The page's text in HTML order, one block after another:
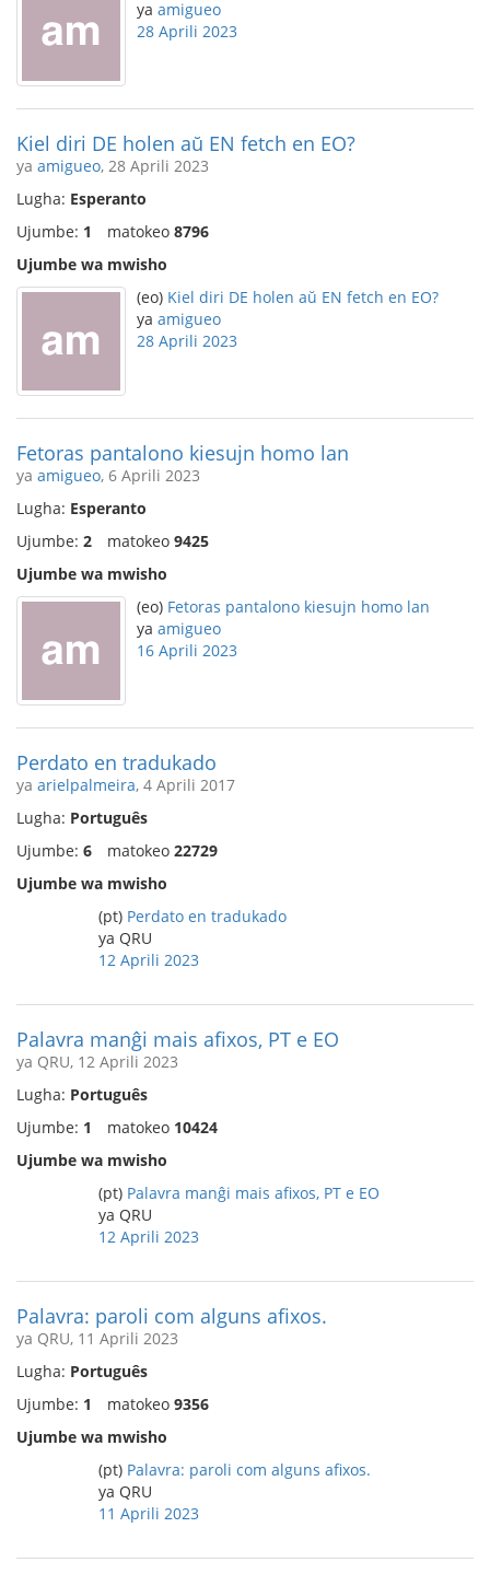
ya amigueo
28 Aprili 2023
Kiel diri DE holen aŭ EN fetch en EO?
ya amigueo, 28 Aprili 2023
Lugha: Esperanto
Ujumbe: 1 matokeo 8796
Ujumbe wa mwisho
(eo) Kiel diri DE holen aŭ EN fetch en EO?
ya amigueo
28 Aprili 2023
Fetoras pantalono kiesujn homo lan
ya amigueo, 6 Aprili 2023
Lugha: Esperanto
Ujumbe: 2 matokeo 9425
Ujumbe wa mwisho
(eo) Fetoras pantalono kiesujn homo lan
ya amigueo
16 Aprili 2023
Perdato en tradukado
ya arielpalmeira, 4 Aprili 2017
Lugha: Português
Ujumbe: 6 matokeo 22729
Ujumbe wa mwisho
(pt) Perdato en tradukado
ya QRU
12 Aprili 2023
Palavra manĝi mais afixos, PT e EO
ya QRU, 12 Aprili 2023
Lugha: Português
Ujumbe: 1 matokeo 10424
Ujumbe wa mwisho
(pt) Palavra manĝi mais afixos, PT e EO
ya QRU
12 Aprili 2023
Palavra: paroli com alguns afixos.
ya QRU, 11 Aprili 2023
Lugha: Português
Ujumbe: 1 matokeo 9356
Ujumbe wa mwisho
(pt) Palavra: paroli com alguns afixos.
ya QRU
11 Aprili 2023